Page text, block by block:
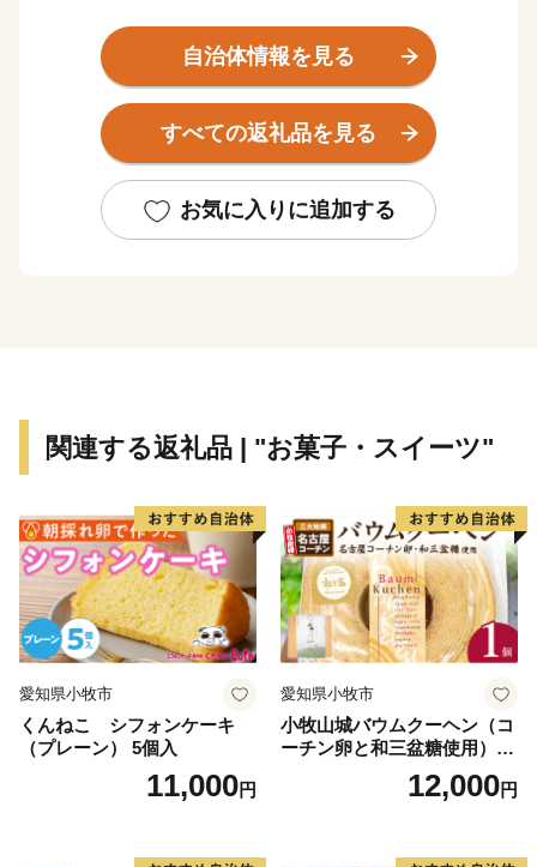
※2022年6月1日から、すべての特産品の最低寄附金額
または内容を変更しております。
自治体情報を見る
すべての返礼品を見る
お気に入りに追加する
関連する返礼品 | "お菓子・スイーツ"
愛知県小牧市
くんねこ シフォンケーキ
（プレーン） 5個入
11,000円
愛知県小牧市
小牧山城バウムクーヘン（コ
ーチン卵と和三盆糖使用）
名古屋コーチン バームクー
ヘン 和三盆 小牧銘菓 バウム
12,000円